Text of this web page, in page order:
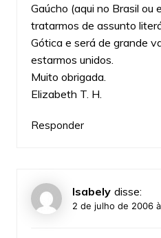
Gaúcho (aqui no Brasil ou
tratarmos de assunto
Gótica e será de grande
estarmos unidos.
Muito obrigada.
Elizabeth T. H.
Responder
Isabely disse:
2 de julho de 2006